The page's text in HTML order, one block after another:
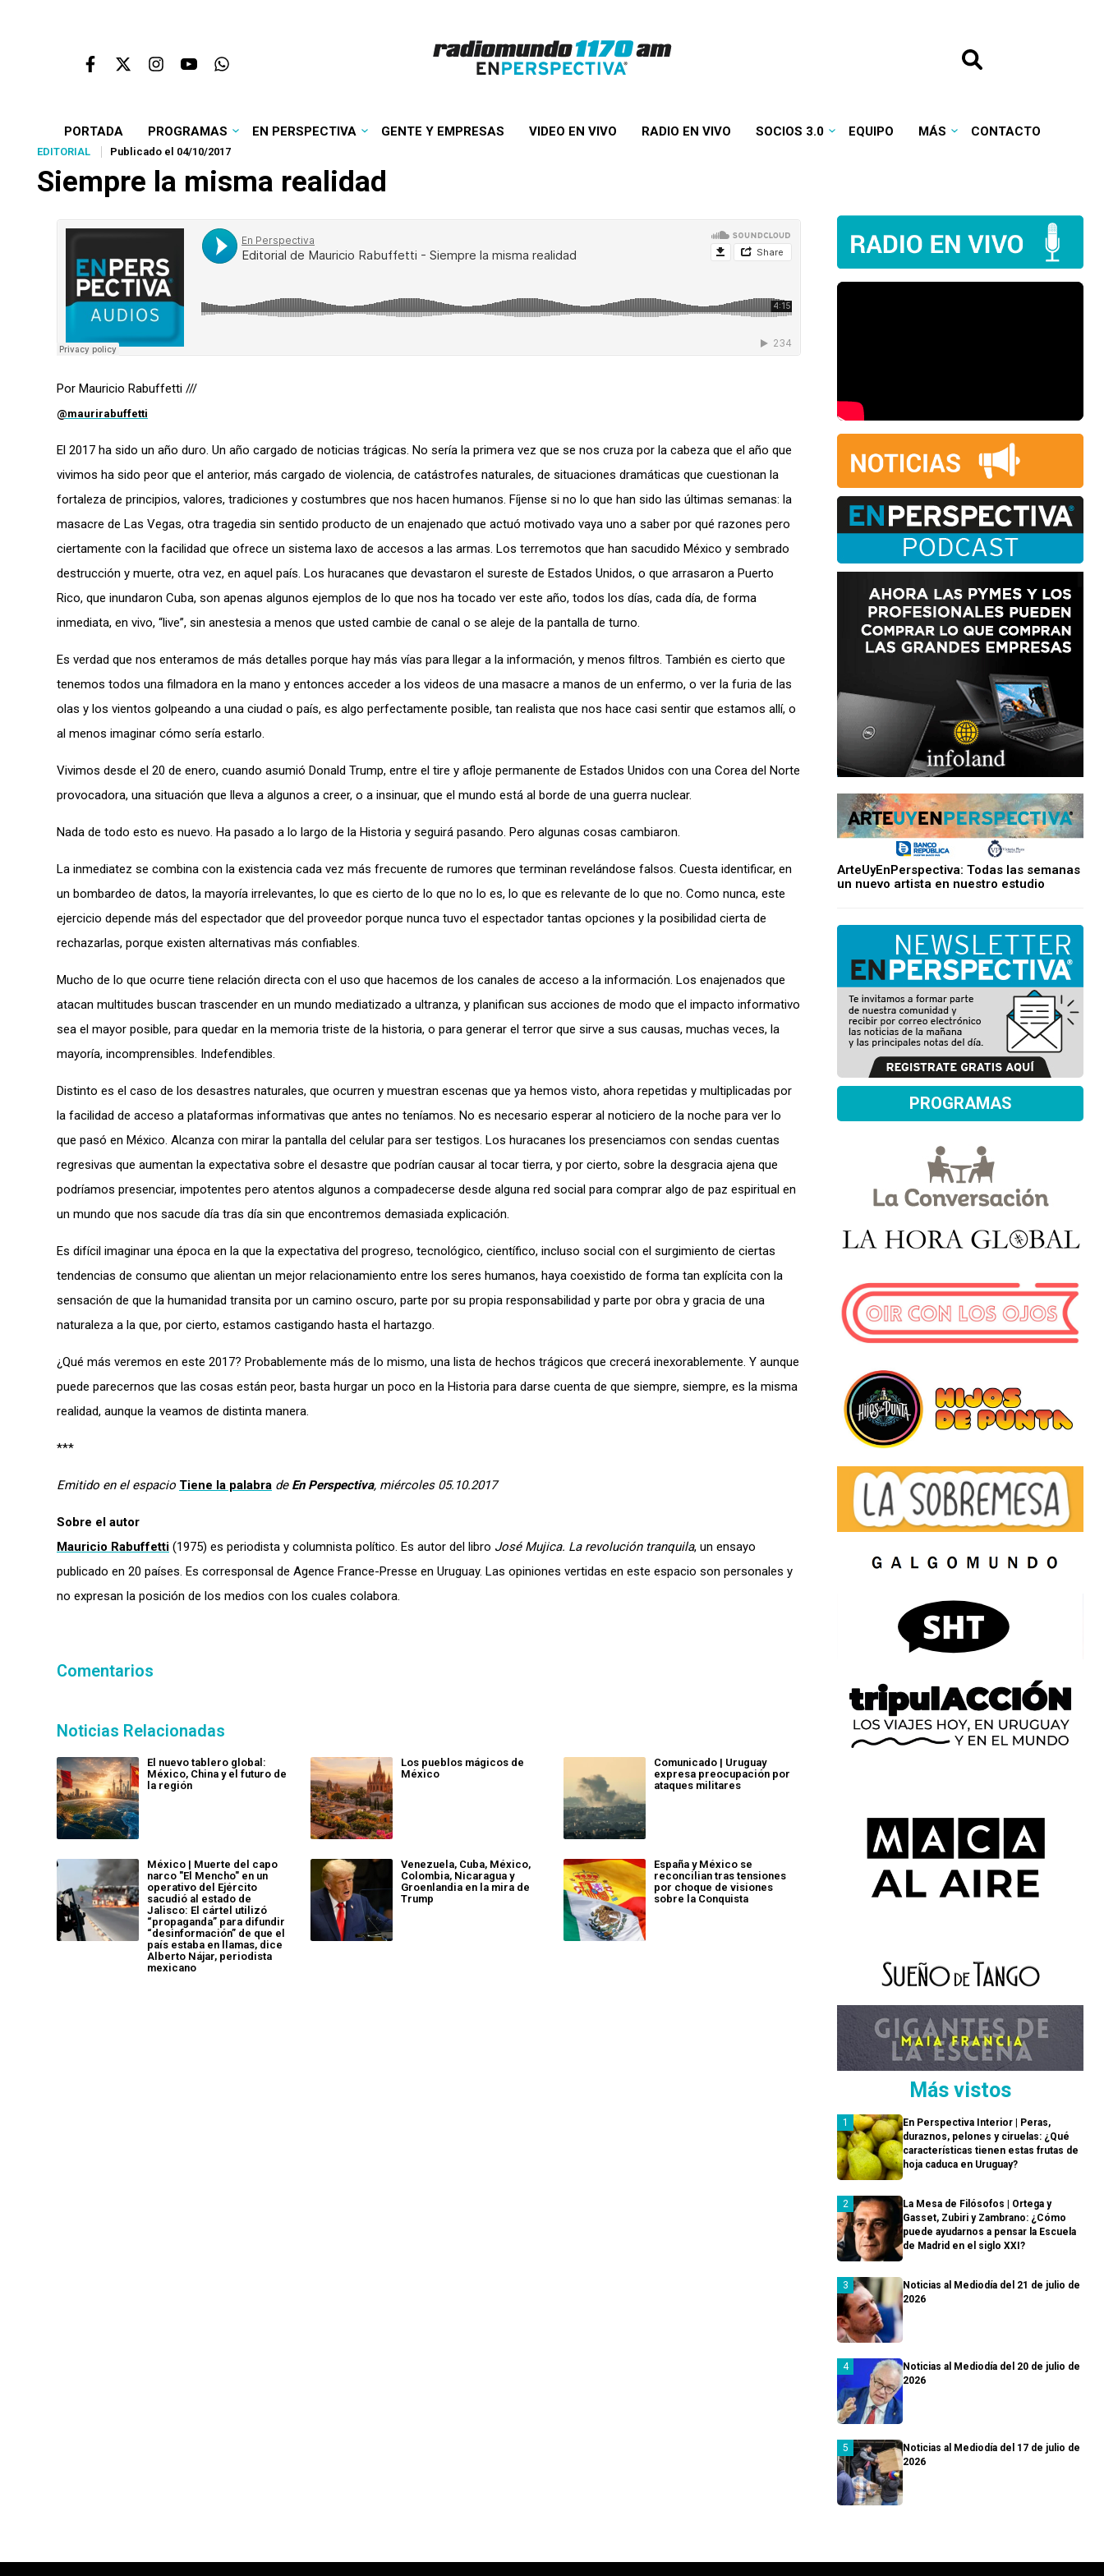
PORTADA PROGRAMAS EN PERSPECTIVA GENTE Y EMPRESAS VIDEO EN VIVO RADIO EN VIVO SOCIOS 3.0 EQUIPO MÁS CONTACTO
EDITORIAL Publicado el 04/10/2017
Siempre la misma realidad
Por Mauricio Rabuffetti ///
@maurirabuffetti
El 2017 ha sido un año duro. Un año cargado de noticias trágicas. No sería la primera vez que se nos cruza por la cabeza que el año que
vivimos ha sido peor que el anterior, más cargado de violencia, de catástrofes naturales, de situaciones dramáticas que cuestionan la
fortaleza de principios, valores, tradiciones y costumbres que nos hacen humanos. Fíjense si no lo que han sido las últimas semanas: la
masacre de Las Vegas, otra tragedia sin sentido producto de un enajenado que actuó motivado vaya uno a saber por qué razones pero
ciertamente con la facilidad que ofrece un sistema laxo de accesos a las armas. Los terremotos que han sacudido México y sembrado
destrucción y muerte, otra vez, en aquel país. Los huracanes que devastaron el sureste de Estados Unidos, o que arrasaron a Puerto
Rico, que inundaron Cuba, son apenas algunos ejemplos de lo que nos ha tocado ver este año, todos los días, cada día, de forma
inmediata, en vivo, “live”, sin anestesia a menos que usted cambie de canal o se aleje de la pantalla de turno.
Es verdad que nos enteramos de más detalles porque hay más vías para llegar a la información, y menos filtros. También es cierto que
tenemos todos una filmadora en la mano y entonces acceder a los videos de una masacre a manos de un enfermo, o ver la furia de las
olas y los vientos golpeando a una ciudad o país, es algo perfectamente posible, tan realista que nos hace casi sentir que estamos allí, o
al menos imaginar cómo sería estarlo.
Vivimos desde el 20 de enero, cuando asumió Donald Trump, entre el tire y afloje permanente de Estados Unidos con una Corea del Norte
provocadora, una situación que lleva a algunos a creer, o a insinuar, que el mundo está al borde de una guerra nuclear.
Nada de todo esto es nuevo. Ha pasado a lo largo de la Historia y seguirá pasando. Pero algunas cosas cambiaron.
La inmediatez se combina con la existencia cada vez más frecuente de rumores que terminan revelándose falsos. Cuesta identificar, en
un bombardeo de datos, la mayoría irrelevantes, lo que es cierto de lo que no lo es, lo que es relevante de lo que no. Como nunca, este
ejercicio depende más del espectador que del proveedor porque nunca tuvo el espectador tantas opciones y la posibilidad cierta de
rechazarlas, porque existen alternativas más confiables.
Mucho de lo que ocurre tiene relación directa con el uso que hacemos de los canales de acceso a la información. Los enajenados que
atacan multitudes buscan trascender en un mundo mediatizado a ultranza, y planifican sus acciones de modo que el impacto informativo
sea el mayor posible, para quedar en la memoria triste de la historia, o para generar el terror que sirve a sus causas, muchas veces, la
mayoría, incomprensibles. Indefendibles.
Distinto es el caso de los desastres naturales, que ocurren y muestran escenas que ya hemos visto, ahora repetidas y multiplicadas por
la facilidad de acceso a plataformas informativas que antes no teníamos. No es necesario esperar al noticiero de la noche para ver lo
que pasó en México. Alcanza con mirar la pantalla del celular para ser testigos. Los huracanes los presenciamos con sendas cuentas
regresivas que aumentan la expectativa sobre el desastre que podrían causar al tocar tierra, y por cierto, sobre la desgracia ajena que
podríamos presenciar, impotentes pero atentos algunos a compadecerse desde alguna red social para comprar algo de paz espiritual en
un mundo que nos sacude día tras día sin que encontremos demasiada explicación.
Es difícil imaginar una época en la que la expectativa del progreso, tecnológico, científico, incluso social con el surgimiento de ciertas
tendencias de consumo que alientan un mejor relacionamiento entre los seres humanos, haya coexistido de forma tan explícita con la
sensación de que la humanidad transita por un camino oscuro, parte por su propia responsabilidad y parte por obra y gracia de una
naturaleza a la que, por cierto, estamos castigando hasta el hartazgo.
¿Qué más veremos en este 2017? Probablemente más de lo mismo, una lista de hechos trágicos que crecerá inexorablemente. Y aunque
puede parecernos que las cosas están peor, basta hurgar un poco en la Historia para darse cuenta de que siempre, siempre, es la misma
realidad, aunque la veamos de distinta manera.
***
Emitido en el espacio Tiene la palabra de En Perspectiva, miércoles 05.10.2017
Sobre el autor
Mauricio Rabuffetti (1975) es periodista y columnista político. Es autor del libro José Mujica. La revolución tranquila, un ensayo
publicado en 20 países. Es corresponsal de Agence France-Presse en Uruguay. Las opiniones vertidas en este espacio son personales y
no expresan la posición de los medios con los cuales colabora.
Comentarios
Noticias Relacionadas
El nuevo tablero global:
México, China y el futuro de
la región
Los pueblos mágicos de
México
Comunicado | Uruguay
expresa preocupación por
ataques militares
México | Muerte del capo
narco "El Mencho" en un
operativo del Ejército
sacudió al estado de
Jalisco: El cártel utilizó
“propaganda” para difundir
“desinformación” de que el
país estaba en llamas, dice
Alberto Nájar, periodista
mexicano
Venezuela, Cuba, México,
Colombia, Nicaragua y
Groenlandia en la mira de
Trump
España y México se
reconcilian tras tensiones
por choque de visiones
sobre la Conquista
ArteUyEnPerspectiva: Todas las semanas
un nuevo artista en nuestro estudio
PROGRAMAS
Más vistos
En Perspectiva Interior | Peras,
duraznos, pelones y ciruelas: ¿Qué
características tienen estas frutas de
hoja caduca en Uruguay?
La Mesa de Filósofos | Ortega y
Gasset, Zubiri y Zambrano: ¿Cómo
puede ayudarnos a pensar la Escuela
de Madrid en el siglo XXI?
Noticias al Mediodía del 21 de julio de
2026
Noticias al Mediodía del 20 de julio de
2026
Noticias al Mediodía del 17 de julio de
2026